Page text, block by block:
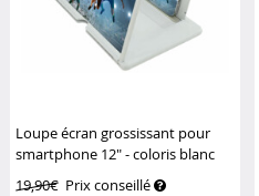
Loupe écran grossissant pour
smartphone 12" - coloris blanc
19,90€ Prix conseillé